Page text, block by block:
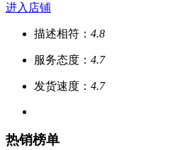
进入店铺
描述相符： 4.8
服务态度： 4.7
发货速度： 4.7
热销榜单